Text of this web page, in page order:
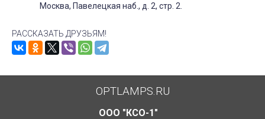
Москва, Павелецкая наб., д. 2, стр. 2.
РАССКАЗАТЬ ДРУЗЬЯМ!
OPTLAMPS.RU
ООО "КСО-1"